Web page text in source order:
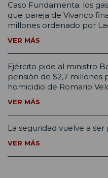
Caso Fundamenta: los
que pareja de Vivanco
millones ordenado por
VER MÁS
Ejército pide al ministro
pensión de $2,7 millones
homicidio de Romario
VER MÁS
La seguridad vuelve a ser
VER MÁS